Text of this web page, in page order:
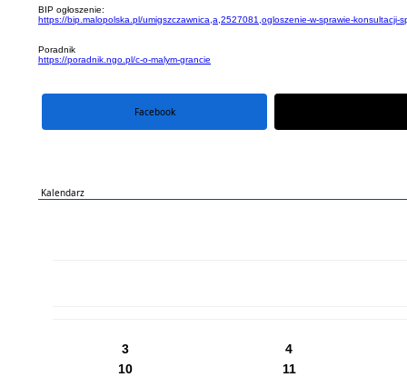
BIP ogłoszenie:
https://bip.malopolska.pl/umigszczawnica,a,2527081,ogloszenie-w-sprawie-konsultacji-
Poradnik
https://poradnik.ngo.pl/c-o-malym-grancie
Facebook
Kalendarz
3
4
10
11